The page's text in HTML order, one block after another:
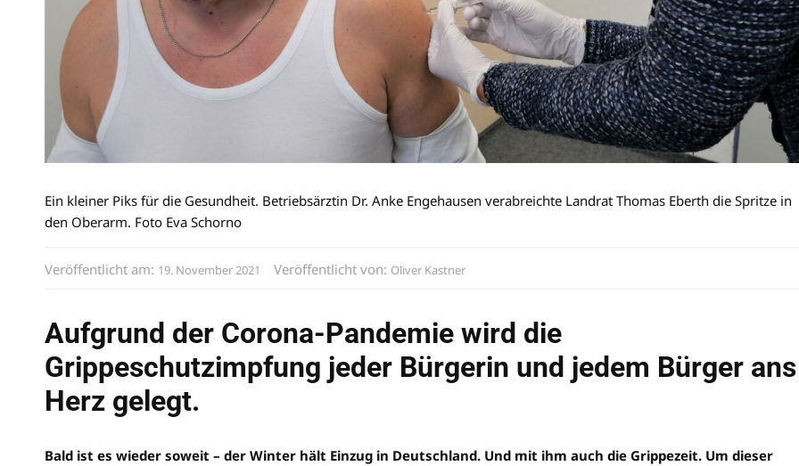
Ein kleiner Piks für die Gesundheit. Betriebsärztin Dr. Anke Engehausen verabreichte Landrat Thomas Eberth die Spritze in
den Oberarm. Foto Eva Schorno
Veröffentlicht am: 19. November 2021 Veröffentlicht von: Oliver Kastner
Aufgrund der Corona-Pandemie wird die
Grippeschutzimpfung jeder Bürgerin und jedem Bürger ans
Herz gelegt.
Bald ist es wieder soweit – der Winter hält Einzug in Deutschland. Und mit ihm auch die Grippezeit. Um dieser